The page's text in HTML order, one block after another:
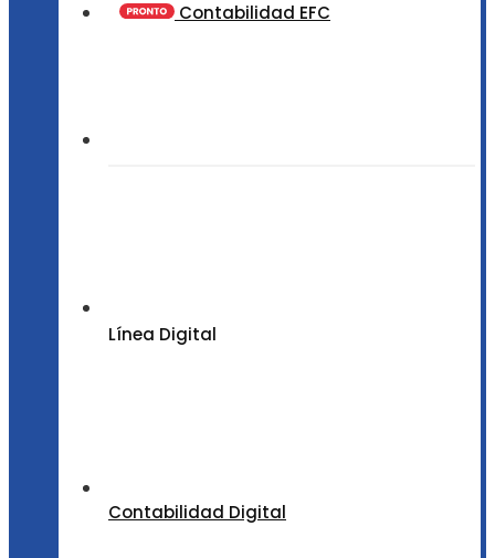
Contabilidad EFC
Línea Digital
Contabilidad Digital